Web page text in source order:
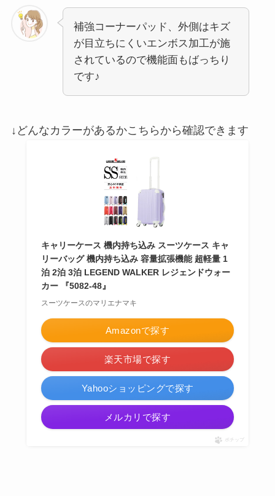
補強コーナーパッド、外側はキズ
が目立ちにくいエンボス加工が施
されているので機能面もばっちり
です♪
↓どんなカラーがあるかこちらから確認できます
キャリーケース 機内持ち込み スーツケース キャ
リーバッグ 機内持ち込み 容量拡張機能 超軽量 1
泊 2泊 3泊 LEGEND WALKER レジェンドウォー
カー 『5082-48』
スーツケースのマリエナマキ
Amazonで探す
楽天市場で探す
Yahooショッピングで探す
メルカリで探す
ポチップ